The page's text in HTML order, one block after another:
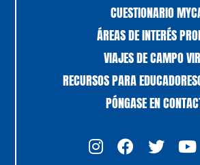
CUESTIONARIO
ÁREAS DE INTERÉS
VIAJES DE CAMPO
RECURSOS PARA EDUCADORES
PÓNGASE EN